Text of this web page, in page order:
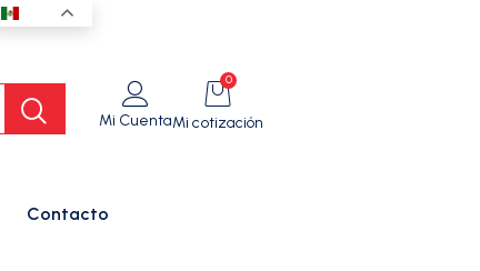
Mi Cuenta
0
Mi cotización
Contacto